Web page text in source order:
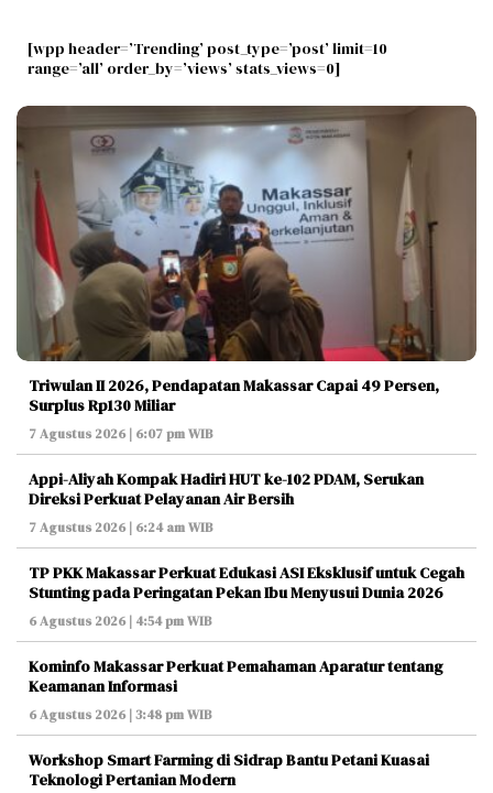
[wpp header=’Trending’ post_type=’post’ limit=10
range=’all’ order_by=’views’ stats_views=0]
Triwulan II 2026, Pendapatan Makassar Capai 49 Persen,
Surplus Rp130 Miliar
7 Agustus 2026 | 6:07 pm WIB
Appi-Aliyah Kompak Hadiri HUT ke-102 PDAM, Serukan
Direksi Perkuat Pelayanan Air Bersih
7 Agustus 2026 | 6:24 am WIB
TP PKK Makassar Perkuat Edukasi ASI Eksklusif untuk Cegah
Stunting pada Peringatan Pekan Ibu Menyusui Dunia 2026
6 Agustus 2026 | 4:54 pm WIB
Kominfo Makassar Perkuat Pemahaman Aparatur tentang
Keamanan Informasi
6 Agustus 2026 | 3:48 pm WIB
Workshop Smart Farming di Sidrap Bantu Petani Kuasai
Teknologi Pertanian Modern